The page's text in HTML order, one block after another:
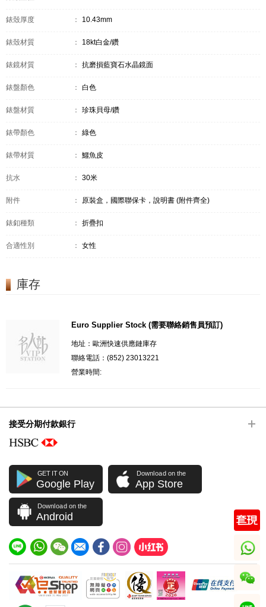
錶殼厚度 ： 10.43mm
錶殼材質 ： 18kt白金/鑽
錶鏡材質 ： 抗磨損藍寶石水晶鏡面
錶盤顏色 ： 白色
錶盤材質 ： 珍珠貝母/鑽
錶帶顏色 ： 綠色
錶帶材質 ： 鱷魚皮
抗水 ： 30米
附件 ： 原裝盒，國際聯保卡，說明書 (附件齊全)
錶釦種類 ： 折疊扣
合適性別 ： 女性
庫存
Euro Supplier Stock (需要聯絡銷售員預訂)
地址：歐洲快速供應鏈庫存
聯絡電話：(852) 23013221
營業時間:
接受分期付款銀行
GET IT ON
Google Play
Download on the
App Store
Download on the
Android
whatsapp